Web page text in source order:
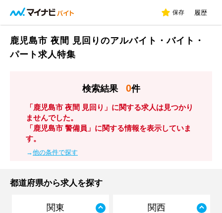
保存 履歴
鹿児島市 夜間 見回りのアルバイト・バイト・
パート求人特集
検索結果 0件
「鹿児島市 夜間 見回り」に関する求人は見つかり
ませんでした。
「鹿児島市 警備員」に関する情報を表示していま
す。
→他の条件で探す
都道府県から求人を探す
関東 関西